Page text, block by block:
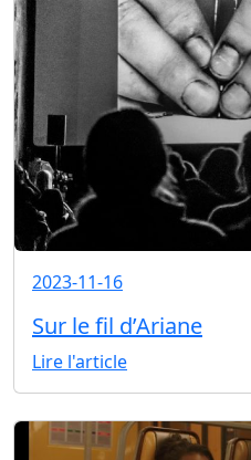
2023-11-16
Sur le fil d’Ariane
Lire l'article